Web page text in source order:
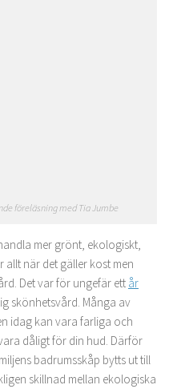
föreläsning med Tia Jumbe
mer grönt, ekologiskt,
när det gäller kost men
Det var för ungefär ett år
skönhetsvård. Många av
idag kan vara farliga och
dåligt för din hud. Därför
badrumsskåp bytts ut till
skillnad mellan ekologiska